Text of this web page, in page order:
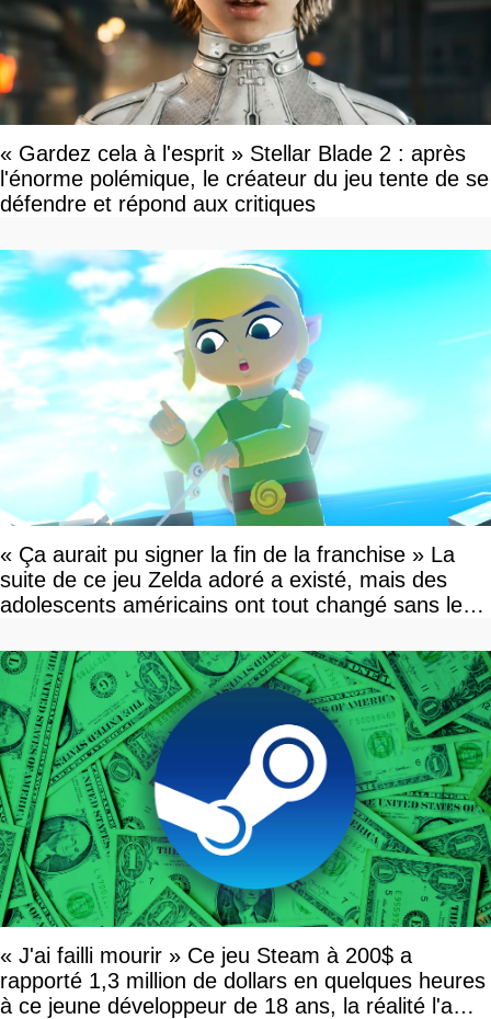
« Gardez cela à l'esprit » Stellar Blade 2 : après
l'énorme polémique, le créateur du jeu tente de se
défendre et répond aux critiques
« Ça aurait pu signer la fin de la franchise » La
suite de ce jeu Zelda adoré a existé, mais des
adolescents américains ont tout changé sans le
« J'ai failli mourir » Ce jeu Steam à 200$ a
rapporté 1,3 million de dollars en quelques heures
à ce jeune développeur de 18 ans, la réalité l'a